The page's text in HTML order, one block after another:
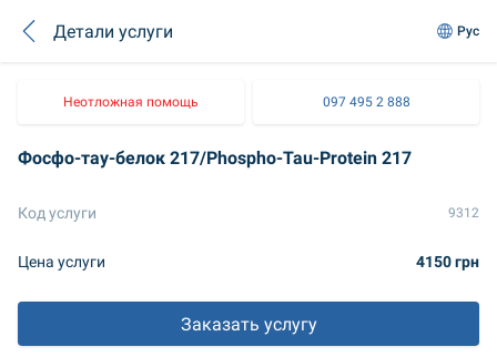
Детали услуги Рус
Неотложная помощь 097 495 2 888
Фосфо-тау-белок 217/Phospho-Tau-Protein 217
Код услуги 9312
Цена услуги 4150 грн
Заказать услугу